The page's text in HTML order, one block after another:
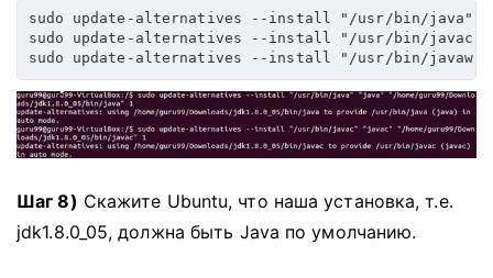
sudo update-alternatives --install "/usr/bin/java"
sudo update-alternatives --install "/usr/bin/javac"
sudo update-alternatives --install "/usr/bin/javaws"
Шаг 8) Скажите Ubuntu, что наша установка, т.е.
jdk1.8.0_05, должна быть Java по умолчанию.